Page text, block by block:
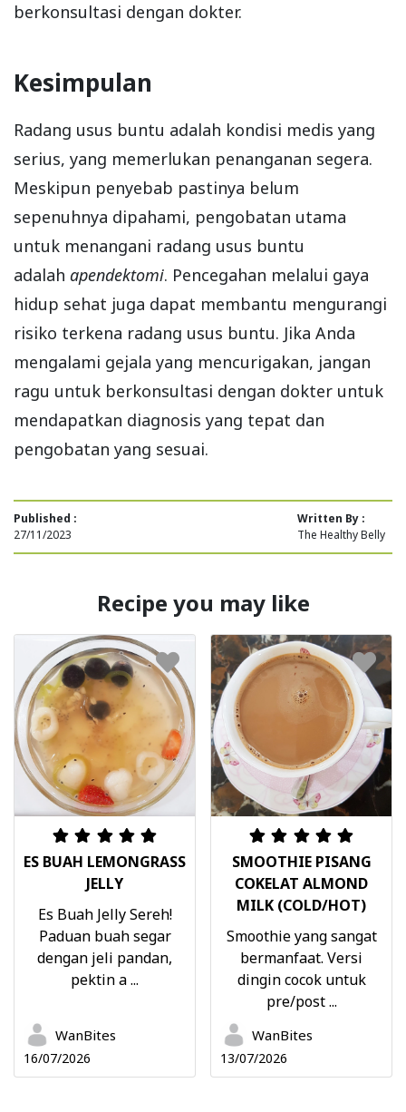
berkonsultasi dengan dokter.
Kesimpulan
Radang usus buntu adalah kondisi medis yang
serius, yang memerlukan penanganan segera.
Meskipun penyebab pastinya belum
sepenuhnya dipahami, pengobatan utama
untuk menangani radang usus buntu
adalah apendektomi. Pencegahan melalui gaya
hidup sehat juga dapat membantu mengurangi
risiko terkena radang usus buntu. Jika Anda
mengalami gejala yang mencurigakan, jangan
ragu untuk berkonsultasi dengan dokter untuk
mendapatkan diagnosis yang tepat dan
pengobatan yang sesuai.
Published :
27/11/2023
Written By :
The Healthy Belly
Recipe you may like
ES BUAH LEMONGRASS
JELLY
Es Buah Jelly Sereh!
Paduan buah segar
dengan jeli pandan,
pektin a ...
WanBites
16/07/2026
SMOOTHIE PISANG
COKELAT ALMOND
MILK (COLD/HOT)
Smoothie yang sangat
bermanfaat. Versi
dingin cocok untuk
pre/post ...
WanBites
13/07/2026